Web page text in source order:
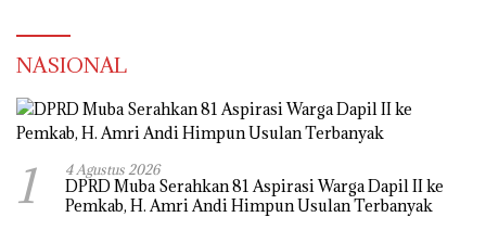
NASIONAL
1 4 Agustus 2026
DPRD Muba Serahkan 81 Aspirasi Warga Dapil II ke
Pemkab, H. Amri Andi Himpun Usulan Terbanyak